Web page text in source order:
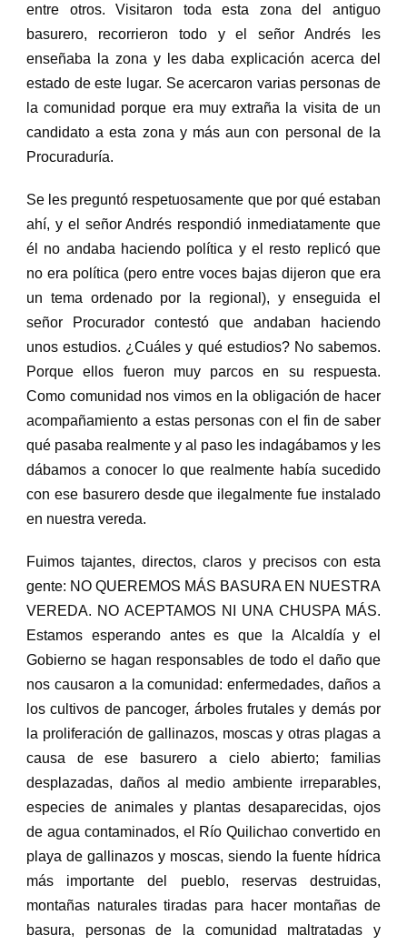
entre otros. Visitaron toda esta zona del antiguo
basurero, recorrieron todo y el señor Andrés les
enseñaba la zona y les daba explicación acerca del
estado de este lugar. Se acercaron varias personas de
la comunidad porque era muy extraña la visita de un
candidato a esta zona y más aun con personal de la
Procuraduría.
Se les preguntó respetuosamente que por qué estaban
ahí, y el señor Andrés respondió inmediatamente que
él no andaba haciendo política y el resto replicó que
no era política (pero entre voces bajas dijeron que era
un tema ordenado por la regional), y enseguida el
señor Procurador contestó que andaban haciendo
unos estudios. ¿Cuáles y qué estudios? No sabemos.
Porque ellos fueron muy parcos en su respuesta.
Como comunidad nos vimos en la obligación de hacer
acompañamiento a estas personas con el fin de saber
qué pasaba realmente y al paso les indagábamos y les
dábamos a conocer lo que realmente había sucedido
con ese basurero desde que ilegalmente fue instalado
en nuestra vereda.
Fuimos tajantes, directos, claros y precisos con esta
gente: NO QUEREMOS MÁS BASURA EN NUESTRA
VEREDA. NO ACEPTAMOS NI UNA CHUSPA MÁS.
Estamos esperando antes es que la Alcaldía y el
Gobierno se hagan responsables de todo el daño que
nos causaron a la comunidad: enfermedades, daños a
los cultivos de pancoger, árboles frutales y demás por
la proliferación de gallinazos, moscas y otras plagas a
causa de ese basurero a cielo abierto; familias
desplazadas, daños al medio ambiente irreparables,
especies de animales y plantas desaparecidas, ojos
de agua contaminados, el Río Quilichao convertido en
playa de gallinazos y moscas, siendo la fuente hídrica
más importante del pueblo, reservas destruidas,
montañas naturales tiradas para hacer montañas de
basura, personas de la comunidad maltratadas y